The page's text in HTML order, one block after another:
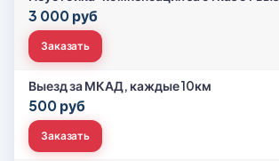
3 000 руб
Заказать
Выезд за МКАД, каждые 10км
500 руб
Заказать